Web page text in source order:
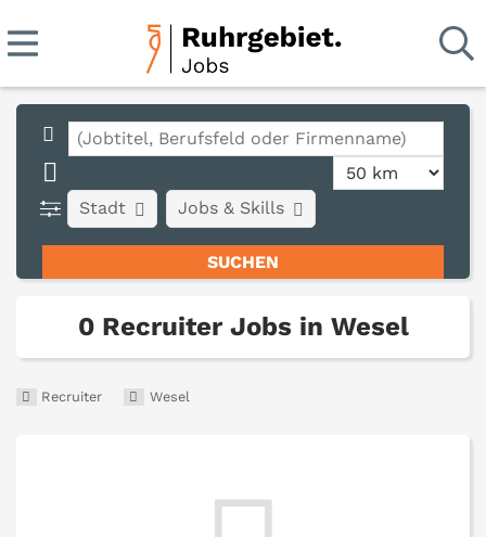
Stadt Jobs & Skills
0 Recruiter Jobs in Wesel
Recruiter Wesel